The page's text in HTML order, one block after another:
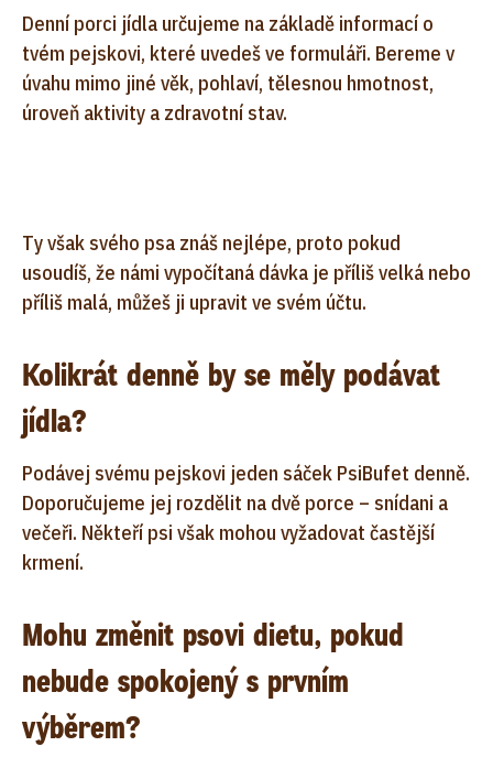
Denní porci jídla určujeme na základě informací o
tvém pejskovi, které uvedeš ve formuláři. Bereme v
úvahu mimo jiné věk, pohlaví, tělesnou hmotnost,
úroveň aktivity a zdravotní stav.
Ty však svého psa znáš nejlépe, proto pokud
usoudíš, že námi vypočítaná dávka je příliš velká nebo
příliš malá, můžeš ji upravit ve svém účtu.
Kolikrát denně by se měly podávat
jídla?
Podávej svému pejskovi jeden sáček PsiBufet denně.
Doporučujeme jej rozdělit na dvě porce – snídani a
večeři. Někteří psi však mohou vyžadovat častější
krmení.
Mohu změnit psovi dietu, pokud
nebude spokojený s prvním
výběrem?